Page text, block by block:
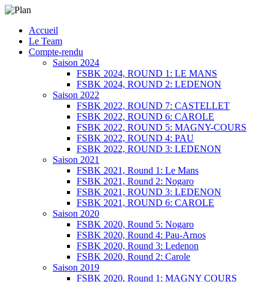
Volkanik-Endurance
SERGIO NANGERONI #16
Skip
content
Accueil
Le Team
Compte-rendu
Saison 2024
FSBK 2024, ROUND 1: LE MANS
FSBK 2024, ROUND 2: LEDENON
Saison 2022
FSBK 2022, ROUND 7: CASTELLET
FSBK 2022, ROUND 6: CAROLE
FSBK 2022, ROUND 5: MAGNY-COURS
FSBK 2022, ROUND 4: PAU
FSBK 2022, ROUND 3: LEDENON
Saison 2021
FSBK 2021, Round 1: Le Mans
FSBK 2021, Round 2: Nogaro
FSBK 2021, ROUND 3: LEDENON
FSBK 2021, ROUND 6: CAROLE
Saison 2020
FSBK 2020, Round 5: Nogaro
FSBK 2020, Round 4: Pau-Arnos
FSBK 2020, Round 3: Ledenon
FSBK 2020, Round 2: Carole
Saison 2019
FSBK 2020, Round 1: MAGNY COURS